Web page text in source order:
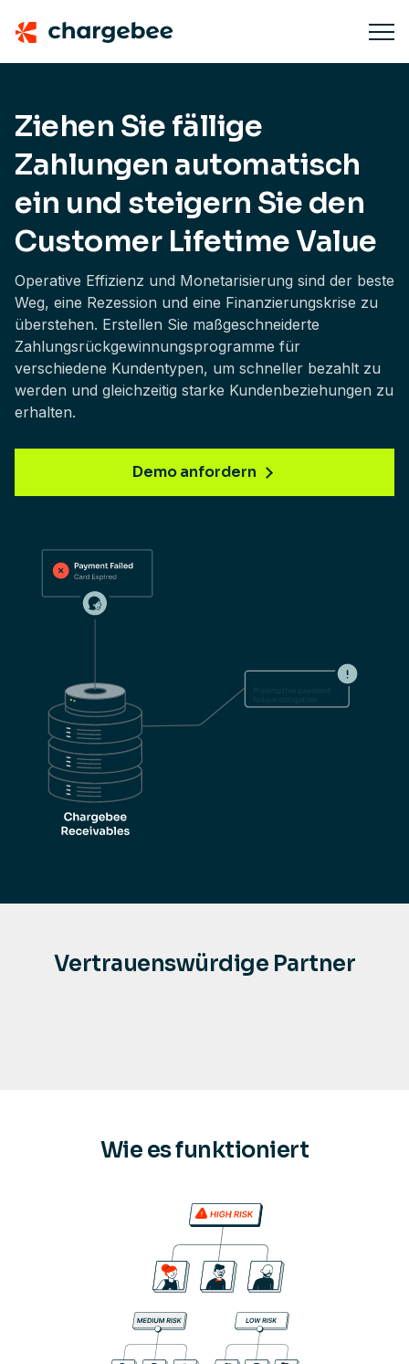
Ziehen Sie fällige
Zahlungen automatisch
ein und steigern Sie den
Customer Lifetime Value
Operative Effizienz und Monetarisierung sind der beste
Weg, eine Rezession und eine Finanzierungskrise zu
überstehen. Erstellen Sie maßgeschneiderte
Zahlungsrückgewinnungsprogramme für
verschiedene Kundentypen, um schneller bezahlt zu
werden und gleichzeitig starke Kundenbeziehungen zu
erhalten.
Demo anfordern
Vertrauenswürdige Partner
Wie es funktioniert